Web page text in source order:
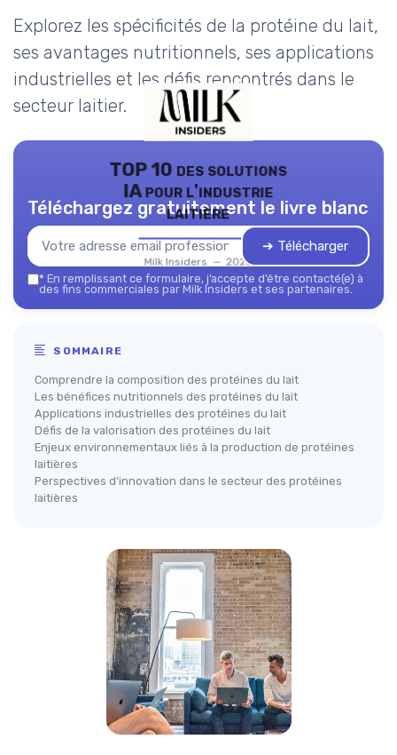
Explorez les spécificités de la protéine du lait,
ses avantages nutritionnels, ses applications
industrielles et les défis rencontrés dans le
secteur laitier.
TOP 10 des solutions
IA pour l'industrie
laitière
Milk Insiders — 2026
Téléchargez gratuitement le livre blanc
➔ Télécharger
* En remplissant ce formulaire, j’accepte d’être contacté(e) à
des fins commerciales par Milk Insiders et ses partenaires.
SOMMAIRE
Comprendre la composition des protéines du lait
Les bénéfices nutritionnels des protéines du lait
Applications industrielles des protéines du lait
Défis de la valorisation des protéines du lait
Enjeux environnementaux liés à la production de protéines
laitières
Perspectives d’innovation dans le secteur des protéines
laitières